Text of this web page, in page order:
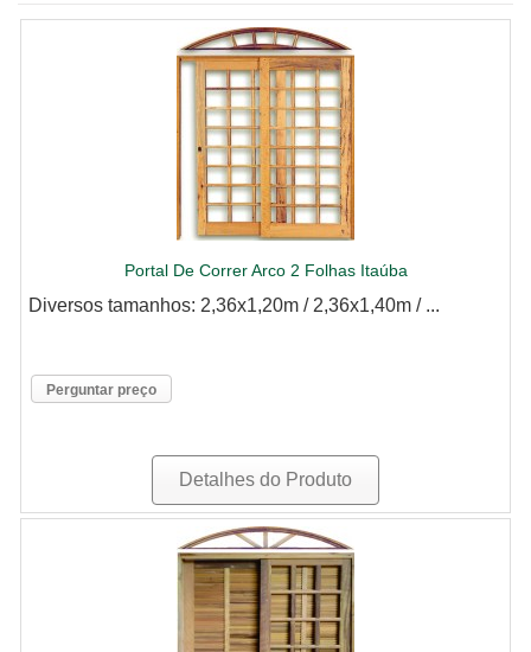
Portal De Correr Arco 2 Folhas Itaúba
Diversos tamanhos: 2,36x1,20m / 2,36x1,40m / ...
Perguntar preço
Detalhes do Produto